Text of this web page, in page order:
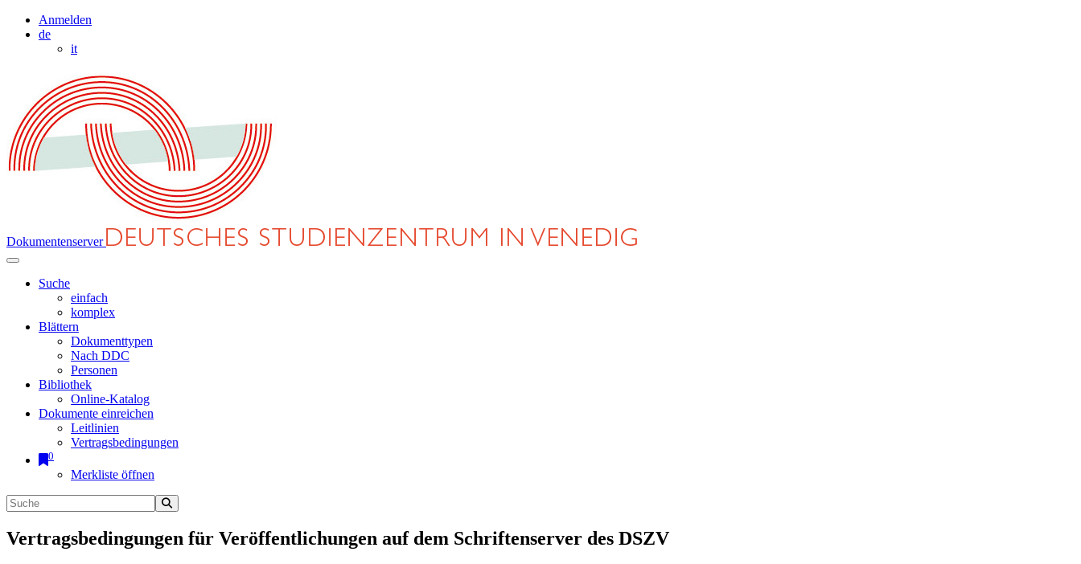
Anmelden
de
it
Dokumentenserver
Suche
einfach
komplex
Blättern
Dokumenttypen
Nach DDC
Personen
Bibliothek
Online-Katalog
Dokumente einreichen
Leitlinien
Vertragsbedingungen
0
Merkliste öffnen
Vertragsbedingungen für Veröffentlichungen auf dem Schriftenserver des DSZV